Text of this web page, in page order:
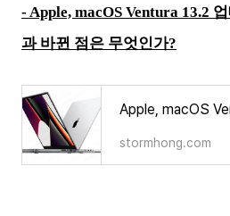
- Apple, macOS Ventura 13.2
과 바뀐 점은 무엇인가?
stormhong.com